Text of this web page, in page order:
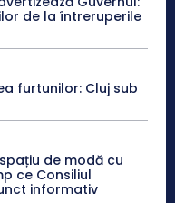
de la întreruperile
furtunilor: Cluj sub
de modă cu
ce Consiliul
informativ